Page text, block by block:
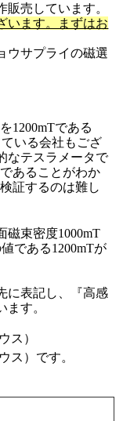
売しています。
います。まずはお
ウサプライの磁選
1200mTである
いる会社もござ
なテスラメータで
あることがわか
証するのは難し
磁束密度1000mT
である1200mTが
に表記し、『高感
す。
ス）
ス）です。